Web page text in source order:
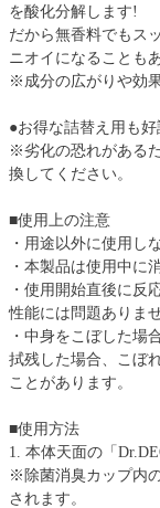
を酸化分解します!
だから無香料でもス
ニオイになることも
※成分の広がりや効
●お得な詰替え用も
※劣化の恐れがある
換してください。
■使用上の注意
・用途以外に使用し
・本製品は使用中に
・使用開始直後に反
性能には問題ありませ
・中身をこぼした場
拭残した場合、こぼ
ことがあります。
■使用方法
1. 本体天面の「
※除菌消臭カップ内
されます。